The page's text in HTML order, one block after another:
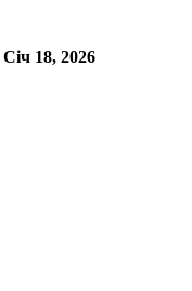
Січ 18, 2026